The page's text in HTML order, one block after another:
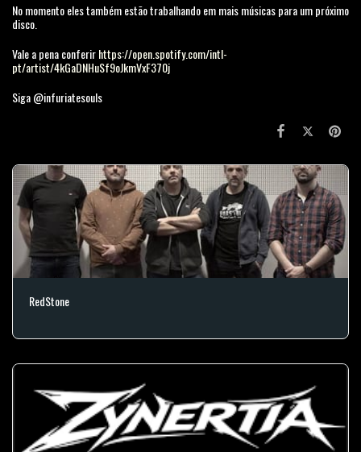
No momento eles também estão trabalhando em mais músicas para um próximo
disco.
Vale a pena conferirhttps://open.spotify.com/intl-
pt/artist/4kGaDNHuSf9oJkmVxF370j
Siga @infuriatesouls
RedStone